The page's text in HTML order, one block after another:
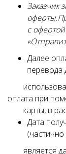
Заказчик
с
Далее
перевода
оплата при
карты, в
Дата
является